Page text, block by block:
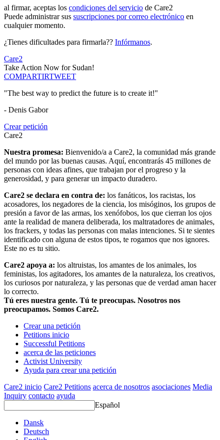
al firmar, aceptas los condiciones del servicio de Care2
Puede administrar sus suscripciones por correo electrónico en
cualquier momento.
¿Tienes dificultades para firmarla?? Infórmanos.
Care2
Take Action Now for Sudan!
COMPARTIRTWEET
"The best way to predict the future is to create it!"
- Denis Gabor
Crear petición
Care2
Nuestra promesa: Bienvenido/a a Care2, la comunidad más grande
del mundo por las buenas causas. Aquí, encontrarás 45 millones de
personas con ideas afines, que trabajan por el progreso y la
generosidad, y para generar un impacto duradero.
Care2 se declara en contra de: los fanáticos, los racistas, los
acosadores, los negadores de la ciencia, los misóginos, los grupos de
presión a favor de las armas, los xenófobos, los que cierran los ojos
ante la realidad de manera deliberada, los maltratadores de animales,
los frackers, y todas las personas con malas intenciones. Si te sientes
identificado con alguna de estos tipos, te rogamos que nos ignores.
Este no es tu sitio.
Care2 apoya a: los altruistas, los amantes de los animales, los
feministas, los agitadores, los amantes de la naturaleza, los creativos,
los curiosos por naturaleza, y las personas que de verdad aman hacer
lo correcto.
Tú eres nuestra gente. Tú te preocupas. Nosotros nos
preocupamos. Somos Care2.
Crear una petición
Petitions inicio
Successful Petitions
acerca de las peticiones
Activist University
Ayuda para crear una petición
Care2 inicio Care2 Petitions acerca de nosotros asociaciones Media
Inquiry contacto ayuda
Español
Dansk
Deutsch